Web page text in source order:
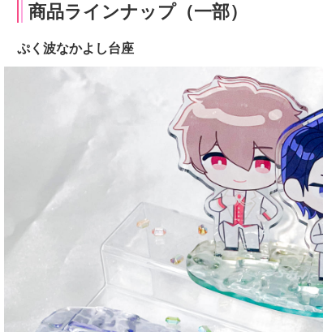
商品ラインナップ（一部）
ぷく波なかよし台座